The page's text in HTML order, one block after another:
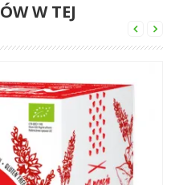
W TEJ